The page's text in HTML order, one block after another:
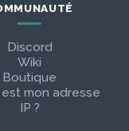
Discord
Wiki
Boutique
mon adresse
IP ?